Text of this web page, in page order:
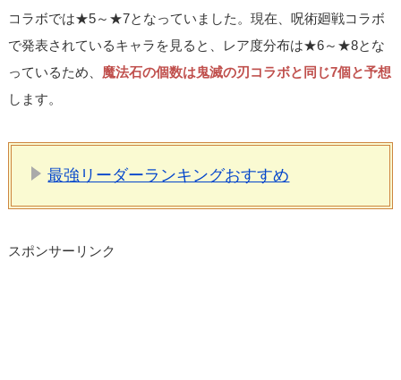
コラボでは★5～★7となっていました。現在、呪術廻戦コラボ
で発表されているキャラを見ると、レア度分布は★6～★8とな
っているため、 魔法石の個数は鬼滅の刃コラボと同じ7個と予想
します。
最強リーダーランキングおすすめ
スポンサーリンク